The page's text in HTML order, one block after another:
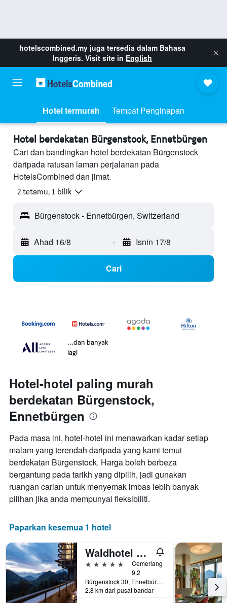
hotelscombined.my juga tersedia dalam Bahasa
Inggeris. Visit site in English
Hotel termurah Tempat Penginapan
Hotel berdekatan Bürgenstock, Ennetbürgen
Cari dan bandingkan hotel berdekatan Bürgenstock
daripada ratusan laman perjalanan pada
HotelsCombined dan jimat.
2 tetamu, 1 bilik
Bürgenstock - Ennetbürgen, Switzerland
Ahad 16/8 - Isnin 17/8
Cari
...dan banyak
lagi
Hotel-hotel paling murah
berdekatan Bürgenstock,
Ennetbürgen
Pada masa ini, hotel-hotel ini menawarkan kadar setiap
malam yang terendah daripada yang kami temui
berdekatan Bürgenstock. Harga boleh berbeza
bergantung pada tarikh yang dipilih, jadi gunakan
ruangan carian untuk menyemak imbas lebih banyak
pilihan jika anda mempunyai fleksibiliti.
Paparkan kesemua 1 hotel
Waldhotel by Bürgenstock Lake Lucerne
5 bintang
Cemerlang
9.2
Bürgenstock 30, Ennetbürgen, Nidwalden, Switzerland
2.8 km dari pusat bandar